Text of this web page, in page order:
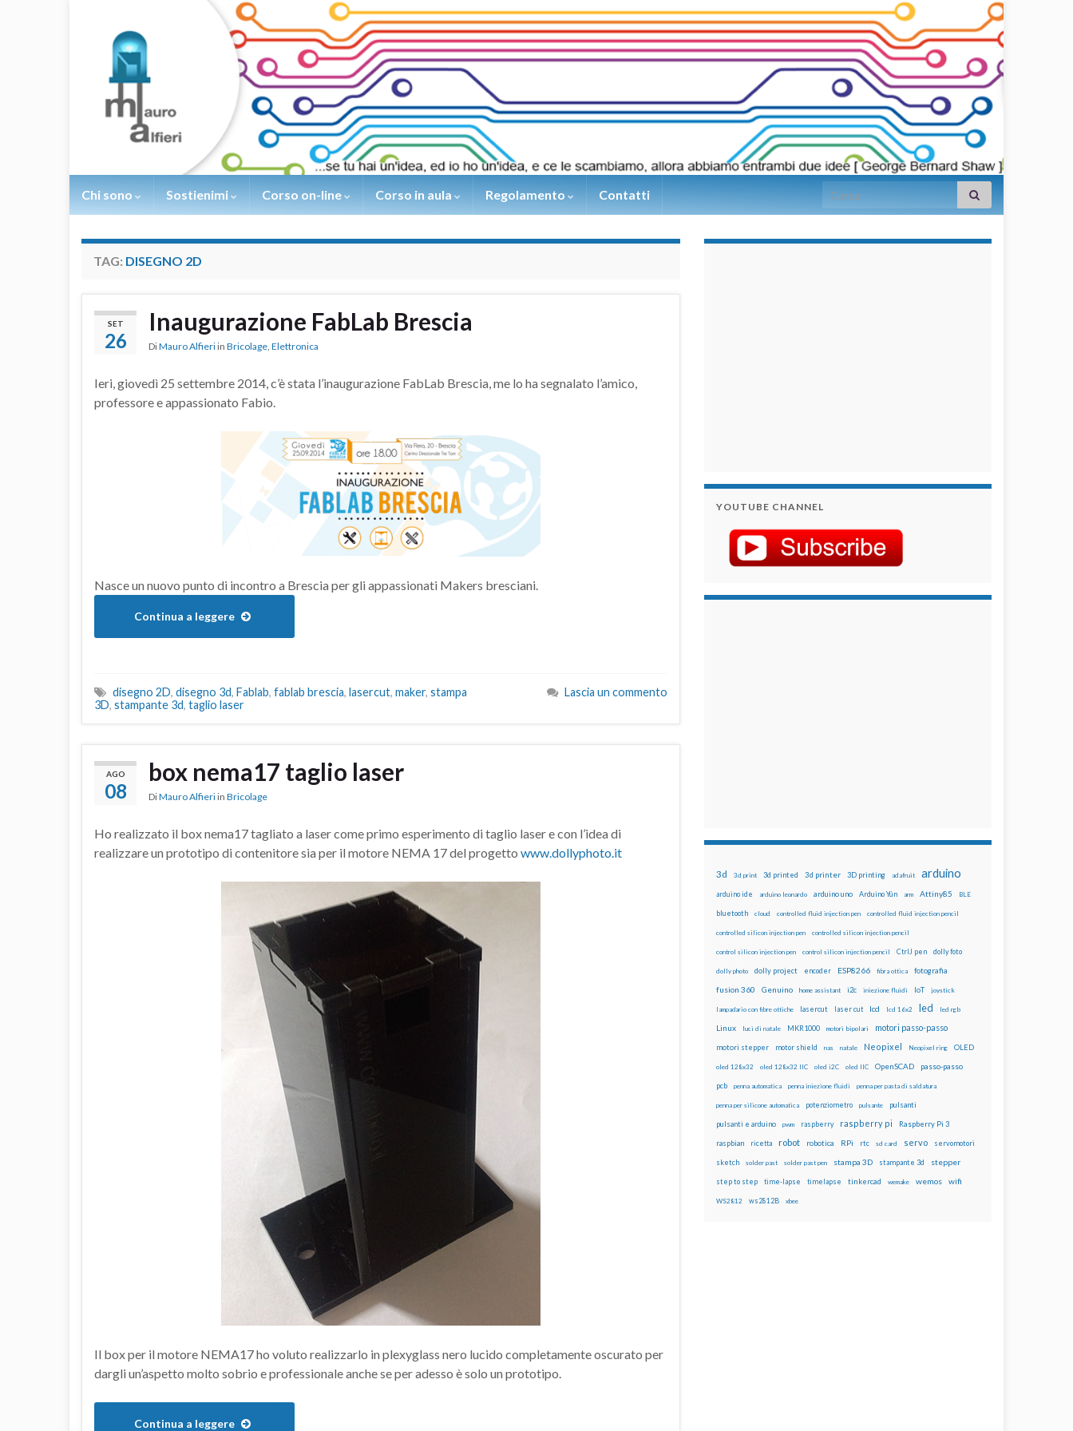
Chi sono Sostienimi Corso on-line Corso in aula Regolamento Contatti Search for:
TAG: DISEGNO 2D
SET
26
Inaugurazione FabLab Brescia
DiMauro Alfieri in Bricolage, Elettronica
Ieri, giovedì 25 settembre 2014, c’è stata l’inaugurazione FabLab Brescia, me lo ha segnalato l’amico,
professore e appassionato Fabio.
Nasce un nuovo punto di incontro a Brescia per gli appassionati Makers bresciani.
Continua a leggere
disegno 2D, disegno 3d, Fablab, fablab brescia, lasercut, maker, stampa
3D, stampante 3d, taglio laser
Lascia un commento
AGO
08
box nema17 taglio laser
DiMauro Alfieri in Bricolage
Ho realizzato il box nema17 tagliato a laser come primo esperimento di taglio laser e con l’idea di
realizzare un prototipo di contenitore sia per il motore NEMA 17 del progetto www.dollyphoto.it
Il box per il motore NEMA17 ho voluto realizzarlo in plexyglass nero lucido completamente oscurato per
dargli un’aspetto molto sobrio e professionale anche se per adesso è solo un prototipo.
Continua a leggere
YOUTUBE CHANNEL
3d 3d print 3d printed 3d printer 3D printing adafruit arduino
arduino ide arduino leonardo arduino uno Arduino Yún arm Attiny85 BLE
bluetooth cloud controlled fluid injection pen controlled fluid injection pencil
controlled silicon injection pen controlled silicon injection pencil
control silicon injection pen control silicon injection pencil CtrlJ pen dolly foto
dolly photo dolly project encoder ESP8266 fibra ottica fotografia
fusion 360 Genuino home assistant i2c iniezione fluidi IoT joystick
lampadario con fibre ottiche lasercut laser cut lcd lcd 16x2 led led rgb
Linux luci di natale MKR1000 motori bipolari motori passo-passo
motori stepper motor shield nas natale Neopixel Neopixel ring OLED
oled 128x32 oled 128x32 IIC oled i2C oled IIC OpenSCAD passo-passo
pcb penna automatica penna iniezione fluidi penna per pasta di saldatura
penna per silicone automatica potenziometro pulsante pulsanti
pulsanti e arduino pwm raspberry raspberry pi Raspberry Pi 3
raspbian ricetta robot robotica RPi rtc sd card servo servomotori
sketch solder past solder past pen stampa 3D stampante 3d stepper
step to step time-lapse timelapse tinkercad wemake wemos wifi
WS2812 ws2812B xbee